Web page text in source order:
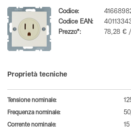
Codice:
Codice EAN:
Prezzo*:
78,28 € /
Proprietà tecniche
Tensione nominale:
Frequenza nominale:
Corrente nominale: 15